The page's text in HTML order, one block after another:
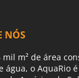
NÓS
mil m² de área
água, o AquaRio